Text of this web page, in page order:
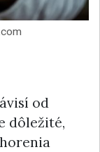
od
dôležité,